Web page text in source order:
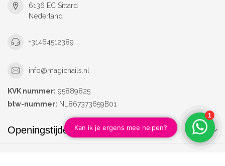
6136 EC Sittard
Nederland
+31464512389
info@magicnails.nl
KVK nummer: 95889825
btw-nummer: NL867373659B01
Openingstijden